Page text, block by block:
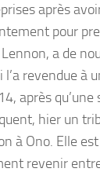
après
pour
a de
revendue
après
hier un
à Ono. Elle
revenir